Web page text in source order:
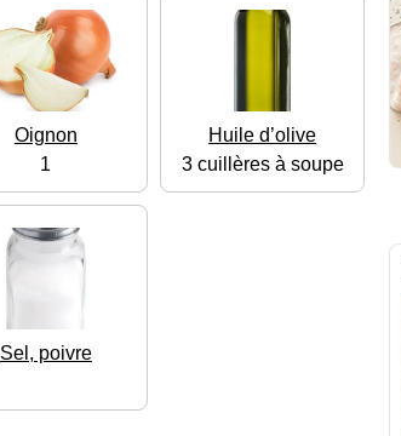
Oignon
1
Huile d’olive
3 cuillères à soupe
Sel, poivre